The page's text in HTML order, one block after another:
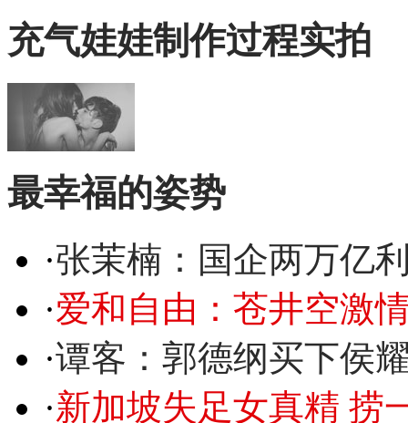
充气娃娃制作过程实拍
最幸福的姿势
·张茉楠：国企两万亿
·爱和自由：苍井空激
·谭客：郭德纲买下侯
·新加坡失足女真精 捞